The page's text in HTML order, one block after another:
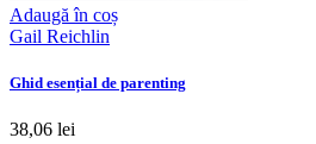
Adaugă în coș
Gail Reichlin
Ghid esențial de parenting
38,06 lei